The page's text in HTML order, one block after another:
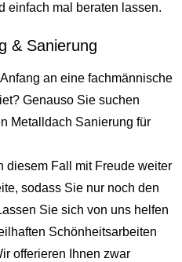
einfach mal beraten lassen.
& Sanierung
an eine fachmännische
Genauso Sie suchen
Metalldach Sanierung für
diesem Fall mit Freude weiter
sodass Sie nur noch den
Sie sich von uns helfen
Schönheitsarbeiten
offerieren Ihnen zwar